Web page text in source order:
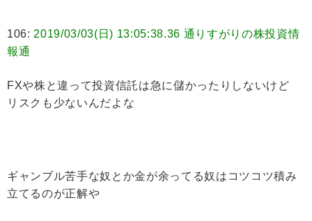
106: 2019/03/03(日) 13:05:38.36 通りすがりの株投資情
報通
FXや株と違って投資信託は急に儲かったりしないけど
リスクも少ないんだよな
ギャンブル苦手な奴とか金が余ってる奴はコツコツ積み
立てるのが正解や